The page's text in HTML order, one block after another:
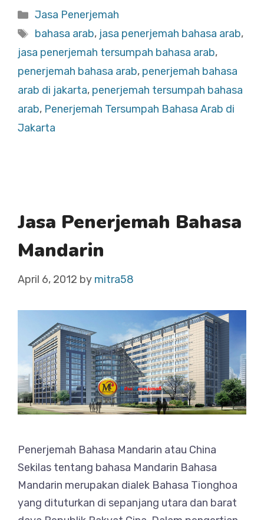
Categories
Jasa Penerjemah
Tags
bahasa arab, jasa penerjemah bahasa arab,
jasa penerjemah tersumpah bahasa arab,
penerjemah bahasa arab, penerjemah bahasa
arab di jakarta, penerjemah tersumpah bahasa
arab, Penerjemah Tersumpah Bahasa Arab di
Jakarta
Jasa Penerjemah Bahasa
Mandarin
April 6, 2012 by mitra58
Penerjemah Bahasa Mandarin atau China
Sekilas tentang bahasa Mandarin Bahasa
Mandarin merupakan dialek Bahasa Tionghoa
yang dituturkan di sepanjang utara dan barat